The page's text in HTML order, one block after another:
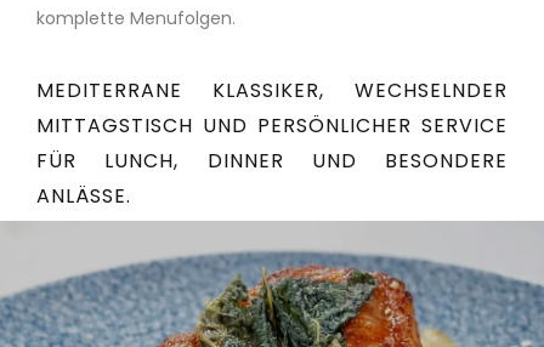
komplette Menufolgen.
MEDITERRANE KLASSIKER, WECHSELNDER
MITTAGSTISCH UND PERSÖNLICHER SERVICE
FÜR LUNCH, DINNER UND BESONDERE
ANLÄSSE.